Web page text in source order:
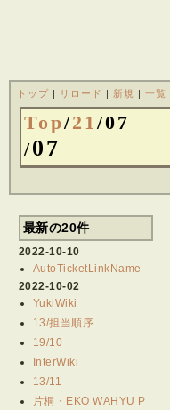
トップ | リロード | 新規 | 一覧
Top/21 /07
/07
最新の20件
2022-10-10
AutoTicketLinkName
2022-10-02
YukiWiki
13/担当順序
19/10
InterWiki
13/11
片桐・EKO WAHYU P